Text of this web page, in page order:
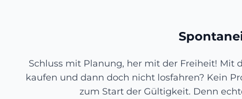
Schluss mit Planung, her mit der Freiheit! Mit
kaufen und dann doch nicht losfahren? Kein
zum Start der Gültigkeit. Denn